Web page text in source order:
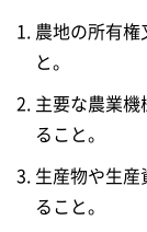
農地の所有
と。
主要な農業
ること。
生産物や生
ること。